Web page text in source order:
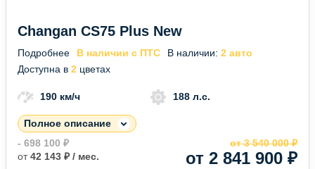
Changan CS75 Plus New
Подробнее В наличии с ПТС В наличии: 2 авто
Доступна в 2 цветах
190 км/ч 188 л.с.
Полное описание
- 698 100 ₽
от42 143 ₽ / мес. от 2 841 900 ₽
от 3 540 000 ₽